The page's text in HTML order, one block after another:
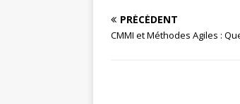
PRÉCÉDENT
CMMI et Méthodes Agiles :